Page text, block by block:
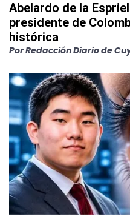
Abelardo de la
presidente de
histórica
PorRedacción Diario de